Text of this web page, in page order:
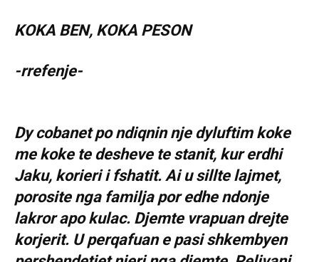
KOKA BEN, KOKA PESON
-rrefenje-
Dy cobanet po ndiqnin nje dyluftim koke
me koke te desheve te stanit, kur erdhi
Jaku, korieri i fshatit. Ai u sillte lajmet,
porosite nga familja por edhe ndonje
lakror apo kulac. Djemte vrapuan drejte
korjerit. U perqafuan e pasi shkembyen